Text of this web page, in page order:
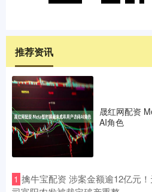
推荐资讯
晟红网配资
AI角色
1 擒牛宝配资 涉案金额逾12亿元